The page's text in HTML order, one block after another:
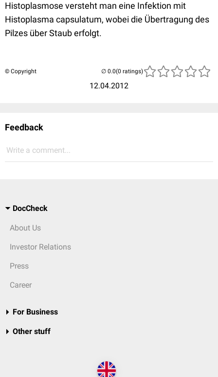
Histoplasmose versteht man eine Infektion mit
Histoplasma capsulatum, wobei die Übertragung des
Pilzes über Staub erfolgt.
© Copyright
12.04.2012
(0 ratings)
Feedback
Write a comment...
DocCheck
About Us
Investor Relations
Press
Career
For Business
Other stuff